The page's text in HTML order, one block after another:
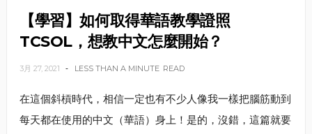
【學習】如何取得華語教學證照
TCSOL，想教中文怎麼開始？
3月 27, 2021 LESS THAN A MINUTE READ
在這個斜槓時代，相信一定也有不少人像我一樣把腦筋動到
每天都在使用的中文（華語）身上！是的，沒錯，這篇就要